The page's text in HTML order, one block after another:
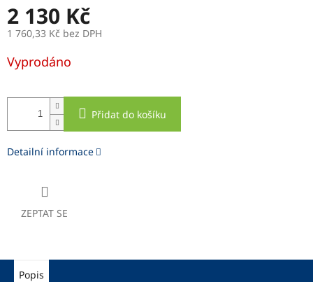
2 130 Kč
1 760,33 Kč bez DPH
cena:
Vyprodáno
Přidat do košíku
Detailní informace
ZEPTAT SE
Popis